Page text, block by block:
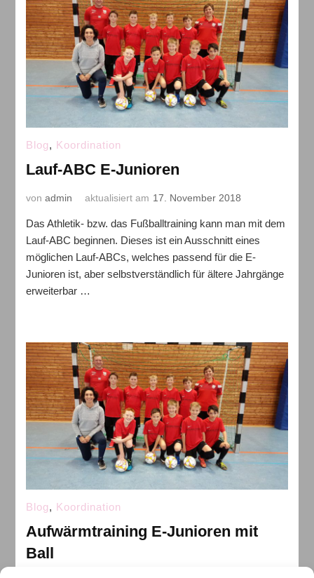
Blog, Koordination
Lauf-ABC E-Junioren
vonadmin aktualisiert am 17. November 2018
Das Athletik- bzw. das Fußballtraining kann man mit dem
Lauf-ABC beginnen. Dieses ist ein Ausschnitt eines
möglichen Lauf-ABCs, welches passend für die E-
Junioren ist, aber selbstverständlich für ältere Jahrgänge
erweiterbar …
Blog, Koordination
Aufwärmtraining E-Junioren mit
Ball